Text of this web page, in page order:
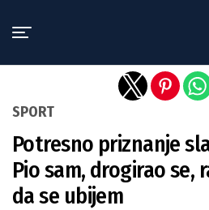
SPORT
Potresno priznanje
Pio sam, drogirao se,
da se ubijem